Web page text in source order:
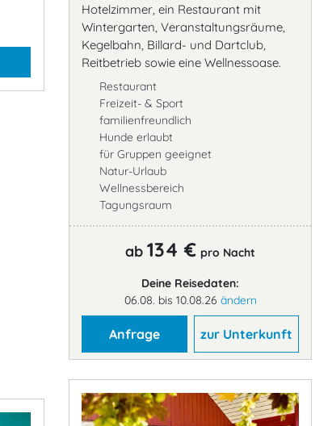
Hotelzimmer, ein Restaurant mit
Wintergarten, Veranstaltungsräume,
Kegelbahn, Billard- und Dartclub,
Reitbetrieb sowie eine Wellnessoase.
Restaurant
Freizeit- & Sport
familienfreundlich
Hunde erlaubt
für Gruppen geeignet
Natur-Urlaub
Wellnessbereich
Tagungsraum
ab 134 € pro Nacht
Deine Reisedaten:
06.08. bis 10.08.26 ändern
Anfrage zur Unterkunft